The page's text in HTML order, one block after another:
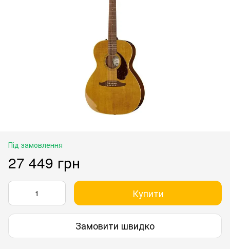
Під замовлення
27 449 грн
Купити
Замовити швидко